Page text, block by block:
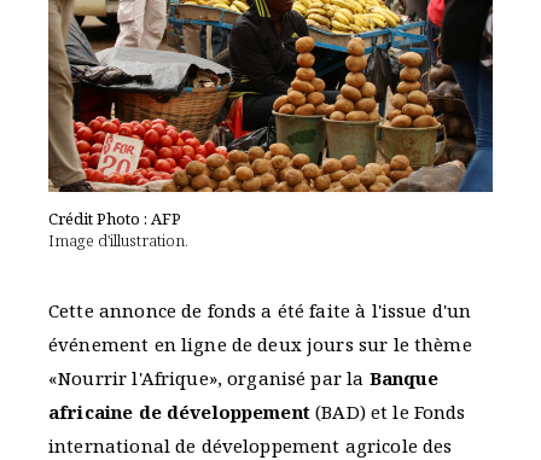
Crédit Photo : AFP
Image d'illustration.
Cette annonce de fonds a été faite à l'issue d'un
événement en ligne de deux jours sur le thème
«Nourrir l'Afrique», organisé par la Banque
africaine de développement(BAD) et le Fonds
international de développement agricole des